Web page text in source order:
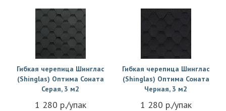
Гибкая черепица Шинглас
(Shinglas) Оптима Соната
Серая, 3 м2
1 280 р./упак
Гибкая черепица Шинглас
(Shinglas) Оптима Соната
Черная, 3 м2
1 280 р./упак